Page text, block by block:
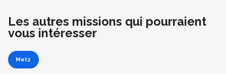
Les autres missions qui pourraient
vous intéresser
Metz